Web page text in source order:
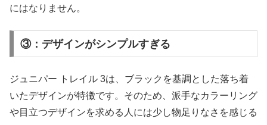
にはなりません。
③：デザインがシンプルすぎる
ジュニパー トレイル 3は、ブラックを基調とした落ち着
いたデザインが特徴です。そのため、派手なカラーリング
や目立つデザインを求める人には少し物足りなさを感じる